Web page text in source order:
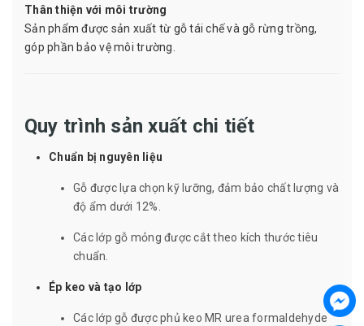
Thân thiện với môi trường
Sản phẩm được sản xuất từ gỗ tái chế và gỗ rừng trồng,
góp phần bảo vệ môi trường.
Quy trình sản xuất chi tiết
Chuẩn bị nguyên liệu
Gỗ được lựa chọn kỹ lưỡng, đảm bảo chất lượng và
độ ẩm dưới 12%.
Các lớp gỗ mỏng được cắt theo kích thước tiêu
chuẩn.
Ép keo và tạo lớp
Các lớp gỗ được phủ keo MR urea formaldehyde